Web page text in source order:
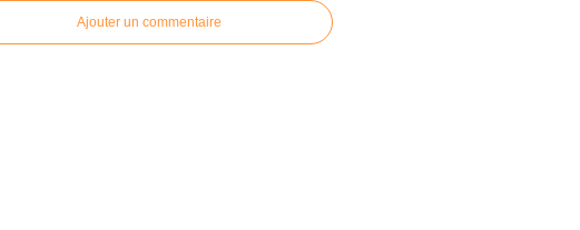
Ajouter un commentaire